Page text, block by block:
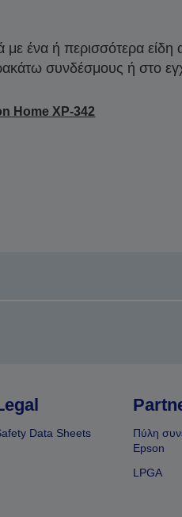
ένα ή περισσότερα είδη
συνδέσμους ή στο
Home XP-342
Data Sheets
Πύλη
Epson
LPGA